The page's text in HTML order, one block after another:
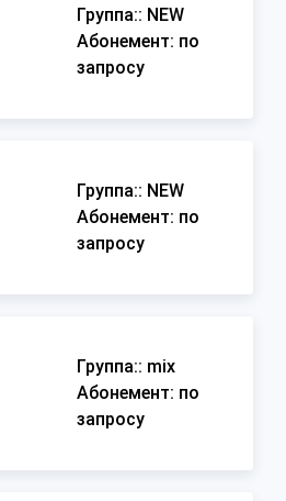
Группа:: NEW
Абонемент: по
запросу
Группа:: NEW
Абонемент: по
запросу
Группа:: mix
Абонемент: по
запросу